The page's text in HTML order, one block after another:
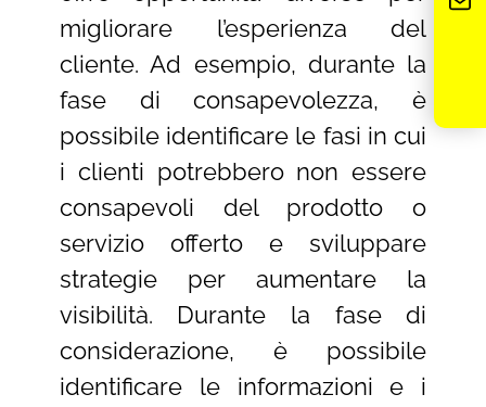
migliorare l’esperienza del
cliente. Ad esempio, durante la
fase di consapevolezza, è
possibile identificare le fasi in cui
i clienti potrebbero non essere
consapevoli del prodotto o
servizio offerto e sviluppare
strategie per aumentare la
visibilità. Durante la fase di
considerazione, è possibile
identificare le informazioni e i